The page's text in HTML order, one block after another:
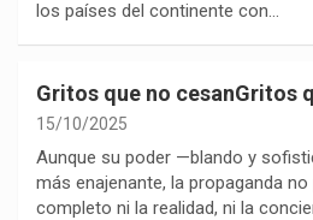
los países del continente con…
Gritos que no cesanGritos
15/10/2025
Aunque su poder —blando y
más enajenante, la propaganda
completo ni la realidad, ni la